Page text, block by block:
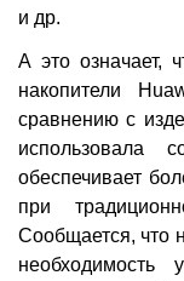
и др.
А это означает,
накопители
сравнению с
использовала
обеспечивает
при
Сообщается, что